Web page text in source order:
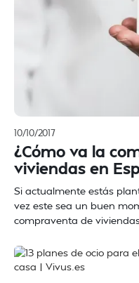
10/10/2017
¿Cómo va la
viviendas en
Si actualmente estás
vez este sea un buen
compraventa de